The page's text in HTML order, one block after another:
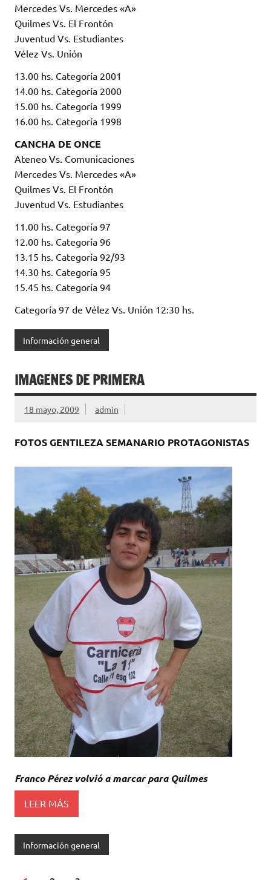
Mercedes Vs. Mercedes «A»
Quilmes Vs. El Frontón
Juventud Vs. Estudiantes
Vélez Vs. Unión
13.00 hs. Categoría 2001
14.00 hs. Categoría 2000
15.00 hs. Categoría 1999
16.00 hs. Categoría 1998
CANCHA DE ONCE
Ateneo Vs. Comunicaciones
Mercedes Vs. Mercedes «A»
Quilmes Vs. El Frontón
Juventud Vs. Estudiantes
11.00 hs. Categoría 97
12.00 hs. Categoría 96
13.15 hs. Categoría 92/93
14.30 hs. Categoría 95
15.45 hs. Categoría 94
Categoría 97 de Vélez Vs. Unión 12:30 hs.
Información general
IMAGENES DE PRIMERA
18 mayo, 2009 admin
FOTOS GENTILEZA SEMANARIO PROTAGONISTAS
Franco Pérez volvió a marcar para Quilmes
LEER MÁS
Información general